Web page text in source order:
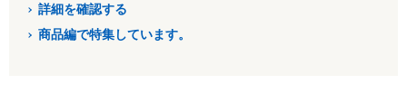
詳細を確認する
商品編で特集しています。